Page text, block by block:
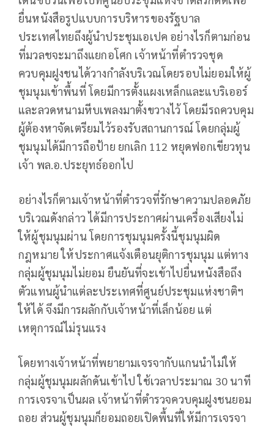
ยื่นหนังสือรูปแบบการบริหารของรัฐบาล
ประเทศไทยถึงผู้นำประชุมเอเปค อย่างไรก็ตามก่อน
ที่มวลชจะมาถึงแยกอโศก เจ้าหน้าที่ตำรวจชุด
ควบคุมฝูงชนได้วางกำลังบริเวณโดยรอบไม่ยอมให้ผู้
ชุมนุมเข้าพื้นที่ โดยมีการตั้งแผงเหล็กและแบริเออร์
และลวดหนามหีบเพลงมาตั้งขวางไว้ โดยมีรถควบคุม
ผู้ต้องหาจัดเตรียมไว้รองรับสถานการณ์ โดยกลุ่มผู้
ชุมนุมได้มีการถือป้าย ยกเลิก 112 หยุดฟอกเขียวทุน
เจ้า พล.อ.ประยุทธ์ออกไป
อย่างไรก็ตามเจ้าหน้าที่ตำรวจที่รักษาความปลอดภัย
บริเวณดังกล่าว ได้มีการประกาศผ่านเครื่องเสียงไม่
ให้ผู้ชุมนุมผ่าน โดยการชุมนุมครั้งนี้ชุมนุมผิด
กฎหมาย ให้ประกาศแจ้งเตือนยุติการชุมนุม แต่ทาง
กลุ่มผู้ชุมนุมไม่ยอม ยืนยันที่จะเข้าไปยื่นหนังสือถึง
ตัวแทนผู้นำแต่ละประเทศที่ศูนย์ประชุมแห่งชาติฯ
ให้ได้ จึงมีการผลักกับเจ้าหน้าที่เล็กน้อย แต่
เหตุการณ์ไม่รุนแรง
โดยทางเจ้าหน้าที่พยายามเจรจากับแกนนำไม่ให้
กลุ่มผู้ชุมนุมผลักดันเข้าไป ใช้เวลาประมาณ 30 นาที
การเจรจาเป็นผล เจ้าหน้าที่ตำรวจควบคุมฝูงชนยอม
ถอย ส่วนผู้ชุมนุมก็ยอมถอยเปิดพื้นที่ให้มีการเจรจา